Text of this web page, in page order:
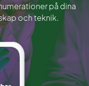
på dina
och teknik.